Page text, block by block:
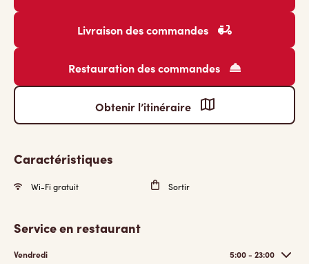
Livraison des commandes
Restauration des commandes
Obtenir l’itinéraire
Caractéristiques
Wi-Fi gratuit Sortir
Service en restaurant
Vendredi 5:00 - 23:00